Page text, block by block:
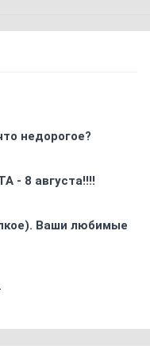
недорогое?
- 8 августа!!!!
Ваши любимые